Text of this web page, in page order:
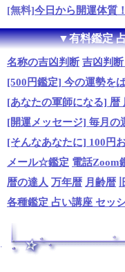
[無料]今日から開運体質
▼有料鑑定
名称の吉凶判断 吉凶判
[500円鑑定] 今の運勢を
[あなたの軍師になる] 暦
[開運メッセージ] 毎月の
[そんなあなたに] 100円
メール☆鑑定 電話Zoom
暦の達人 万年暦 月齢暦
各種鑑定 占い講座 セッ